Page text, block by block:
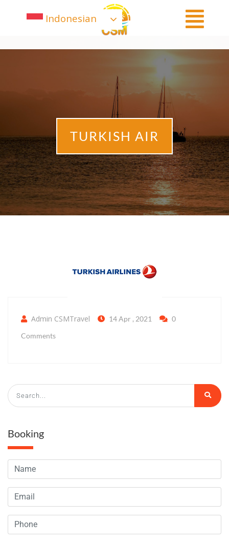
Indonesian
TURKISH AIR
Admin CSMTravel 14 Apr , 2021
0
Comments
Booking